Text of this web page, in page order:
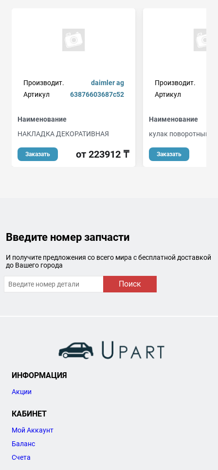
Производит.
daimler ag
Артикул
63876603687c52
Наименование
НАКЛАДКА ДЕКОРАТИВНАЯ
Заказать от 223912 ₸
Производит.
Артикул
Наименование
кулак поворотный
Заказать
Введите номер запчасти
И получите предложения со всего мира с бесплатной доставкой
до Вашего города
Поиск
ИНФОРМАЦИЯ
Акции
КАБИНЕТ
Мой Аккаунт
Баланс
Счета